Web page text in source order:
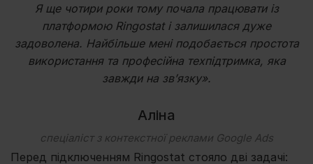
Я ще чотири роки тому почала працювати із
платформою Ringostat і залишилася дуже
задоволена. Найбільше мені подобається простота
використання та професійна техпідтримка, яка
завжди на зв’язку».
Аліна
спеціаліст з контекстної реклами Google Ads
Перед підключенням Ringostat стояло дві задачі: